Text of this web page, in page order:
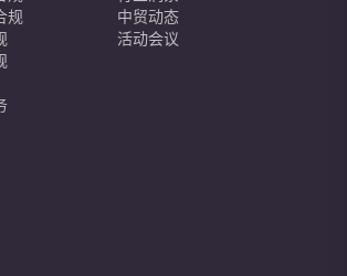
规
中贸动态
活动会议